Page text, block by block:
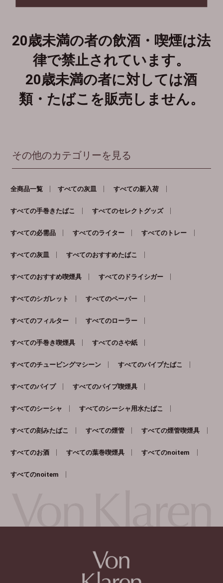
20歳未満の者の飲酒・喫煙は法
律で禁止されています。
20歳未満の者に対しては酒
類・たばこを販売しません。
その他のカテゴリーを見る
全商品一覧 すべての灰皿 すべての新入荷
すべての手巻きたばこ すべてのセレクトグッズ
すべての必需品 すべてのライター すべてのトレー
すべての灰皿 すべてのおすすめたばこ
すべてのおすすめ喫煙具 すべてのドライシガー
すべてのシガレット すべてのペーパー
すべてのフィルター すべてのローラー
すべての手巻き喫煙具 すべてのさや紙
すべてのチュービングマシーン すべてのパイプたばこ
すべてのパイプ すべてのパイプ喫煙具
すべてのシーシャ すべてのシーシャ用水たばこ
すべての刻みたばこ すべての煙管 すべての煙管喫煙具
すべてのお酒 すべての葉巻喫煙具 すべてのnoitem
すべてのnoitem